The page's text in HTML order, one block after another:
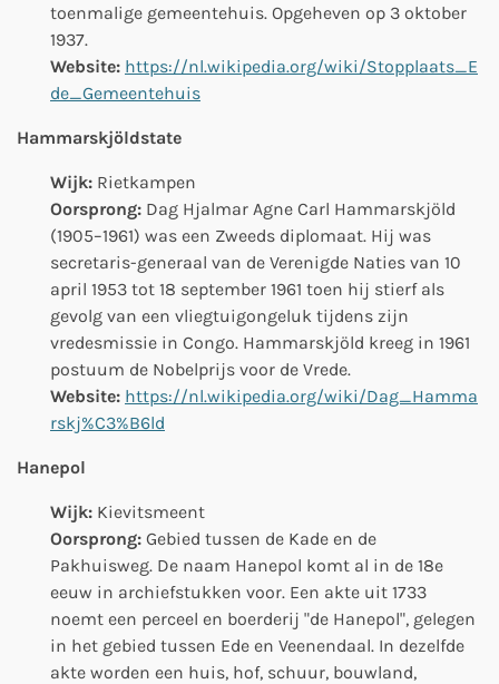
toenmalige gemeentehuis. Opgeheven op 3 oktober
1937.
Website: https://nl.wikipedia.org/wiki/Stopplaats_E
de_Gemeentehuis
Hammarskjöldstate
Wijk: Rietkampen
Oorsprong: Dag Hjalmar Agne Carl Hammarskjöld
(1905–1961) was een Zweeds diplomaat. Hij was
secretaris-generaal van de Verenigde Naties van 10
april 1953 tot 18 september 1961 toen hij stierf als
gevolg van een vliegtuigongeluk tijdens zijn
vredesmissie in Congo. Hammarskjöld kreeg in 1961
postuum de Nobelprijs voor de Vrede.
Website: https://nl.wikipedia.org/wiki/Dag_Hamma
rskj%C3%B6ld
Hanepol
Wijk: Kievitsmeent
Oorsprong: Gebied tussen de Kade en de
Pakhuisweg. De naam Hanepol komt al in de 18e
eeuw in archiefstukken voor. Een akte uit 1733
noemt een perceel en boerderij "de Hanepol", gelegen
in het gebied tussen Ede en Veenendaal. In dezelfde
akte worden een huis, hof, schuur, bouwland,